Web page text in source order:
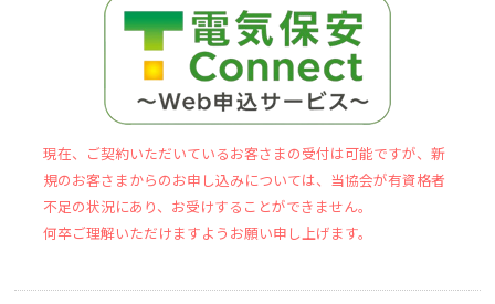
現在、ご契約いただいているお客さまの受付は可能ですが、新
規のお客さまからのお申し込みについては、当協会が有資格者
不足の状況にあり、お受けすることができません。
何卒ご理解いただけますようお願い申し上げます。